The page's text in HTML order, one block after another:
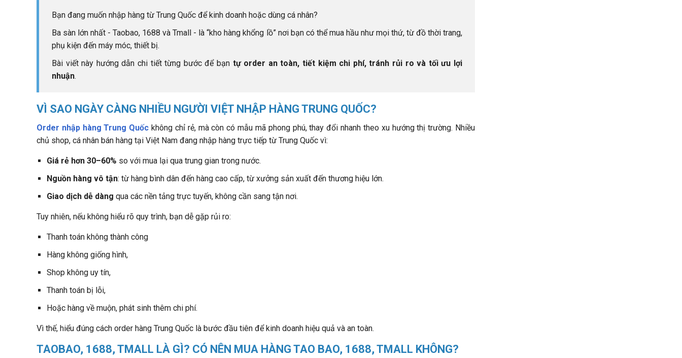
Bạn đang muốn nhập hàng từ Trung Quốc để kinh doanh hoặc dùng cá nhân?
Ba sàn lớn nhất - Taobao, 1688 và Tmall - là “kho hàng khổng lồ” nơi bạn có thể mua hầu như mọi thứ, từ đồ thời trang,
phụ kiện đến máy móc, thiết bị.
Bài viết này hướng dẫn chi tiết từng bước để bạn tự order an toàn, tiết kiệm chi phí, tránh rủi ro và tối ưu lợi
nhuận.
VÌ SAO NGÀY CÀNG NHIỀU NGƯỜI VIỆT NHẬP HÀNG TRUNG QUỐC?
Order nhập hàng Trung Quốc không chỉ rẻ, mà còn có mẫu mã phong phú, thay đổi nhanh theo xu hướng thị trường. Nhiều
chủ shop, cá nhân bán hàng tại Việt Nam đang nhập hàng trực tiếp từ Trung Quốc vì:
Giá rẻ hơn 30–60% so với mua lại qua trung gian trong nước.
Nguồn hàng vô tận: từ hàng bình dân đến hàng cao cấp, từ xưởng sản xuất đến thương hiệu lớn.
Giao dịch dễ dàng qua các nền tảng trực tuyến, không cần sang tận nơi.
Tuy nhiên, nếu không hiểu rõ quy trình, bạn dễ gặp rủi ro:
Thanh toán không thành công
Hàng không giống hình,
Shop không uy tín,
Thanh toán bị lỗi,
Hoặc hàng về muộn, phát sinh thêm chi phí.
Vì thế, hiểu đúng cách order hàng Trung Quốc là bước đầu tiên để kinh doanh hiệu quả và an toàn.
TAOBAO, 1688, TMALL LÀ GÌ? CÓ NÊN MUA HÀNG TAO BAO, 1688, TMALL KHÔNG?